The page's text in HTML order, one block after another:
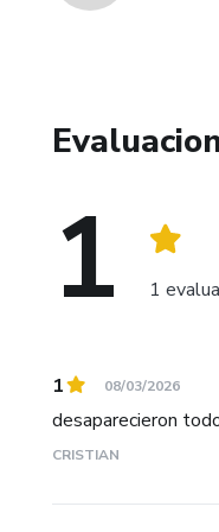
1 1
1 08/03/2026
desaparecieron
CRISTIAN